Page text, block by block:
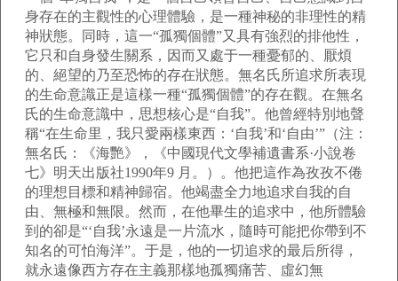
身存在的主觀性的心理體驗，是一種神秘的非理性的精
神狀態。同時，這一“孤獨個體”又具有強烈的排他性，
它只和自身發生關系，因而又處于一種憂郁的、厭煩
的、絕望的乃至恐怖的存在狀態。無名氏所追求所表現
的生命意識正是這樣一種“孤獨個體”的存在觀。在無名
氏的生命意識中，思想核心是“自我”。他曾經特別地聲
稱“在生命里，我只愛兩樣東西：‘自我’和‘自由’”（注：
無名氏：《海艷》，《中國現代文學補遺書系·小說卷
七》明天出版社1990年9 月。）。他把這作為孜孜不倦
的理想目標和精神歸宿。他竭盡全力地追求自我的自
由、無極和無限。然而，在他畢生的追求中，他所體驗
到的卻是“‘自我’永遠是一片流水，隨時可能把你帶到不
知名的可怕海洋”。于是，他的一切追求的最后所得，
就永遠像西方存在主義那樣地孤獨痛苦、虛幻無